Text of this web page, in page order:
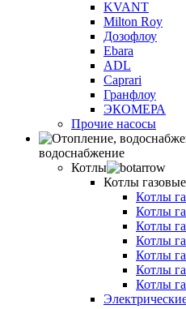
KVANT
Milton Roy
Дозофлоу
Ebara
ADL
Caprari
Гранфлоу
ЭКОМЕРА
Прочие насосы
водоснабжение
Котлы
Котлы газовые
Котлы
Котлы
Котлы
Котлы
Котлы
Котлы
Котлы